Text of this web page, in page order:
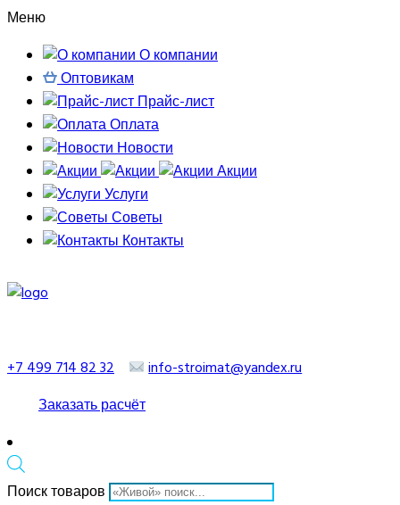
Меню
О компании
Оптовикам
Прайс-лист
Оплата
Новости
Акции
Услуги
Советы
Контакты
+7 499 714 82 32
info-stroimat@yandex.ru
Заказать расчёт
Поиск товаров